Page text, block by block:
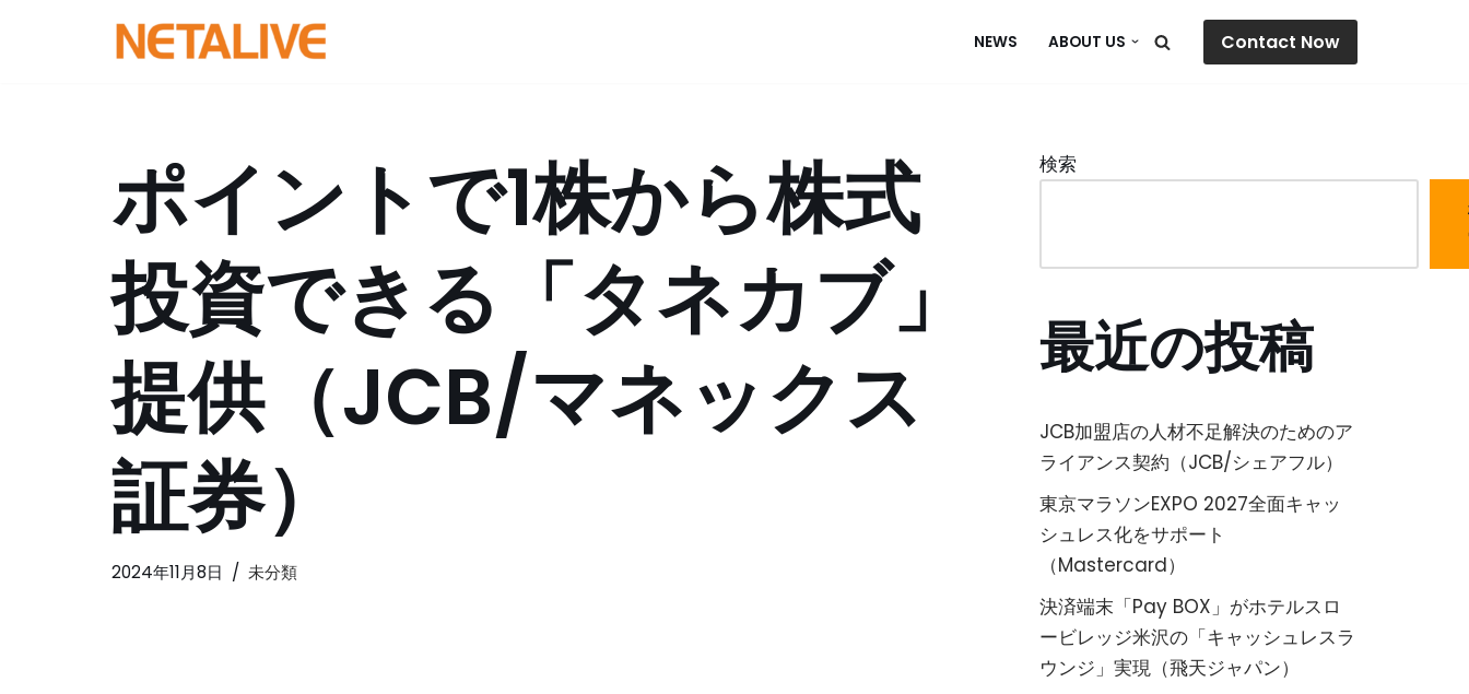
NEWS ABOUT US Contact Now
ポイントで1株から株式
投資できる「タネカブ」
提供（JCB/マネックス
証券）
2024年11月8日 未分類
検索
最近の投稿
JCB加盟店の人材不足解決のためのア
ライアンス契約（JCB/シェアフル）
東京マラソンEXPO 2027全面キャッ
シュレス化をサポート
（Mastercard）
決済端末「Pay BOX」がホテルスロ
ービレッジ米沢の「キャッシュレスラ
ウンジ」実現（飛天ジャパン）